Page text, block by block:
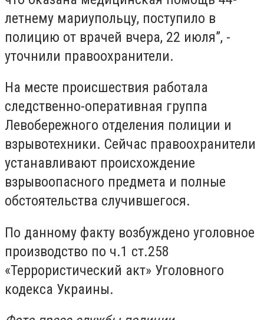
летнему мариупольцу, поступило в
полицию от врачей вчера, 22 июля”, -
уточнили правоохранители.
На месте происшествия работала
следственно-оперативная группа
Левобережного отделения полиции и
взрывотехники. Сейчас правоохранители
устанавливают происхождение
взрывоопасного предмета и полные
обстоятельства случившегося.
По данному факту возбуждено уголовное
производство по ч.1 ст.258
«Террористический акт» Уголовного
кодекса Украины.